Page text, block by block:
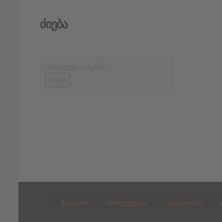
Ძიება
მთავარი პროდუქტები კატეგორია